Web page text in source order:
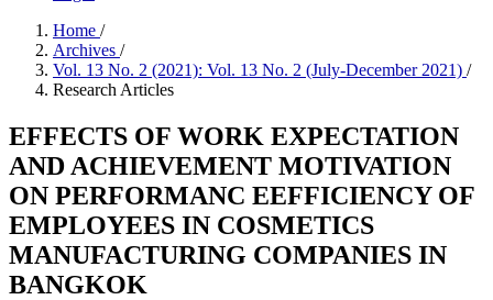
Home /
Archives /
Vol. 13 No. 2 (2021): Vol. 13 No. 2 (July-December 2021) /
Research Articles
EFFECTS OF WORK EXPECTATION
AND ACHIEVEMENT MOTIVATION
ON PERFORMANC EEFFICIENCY OF
EMPLOYEES IN COSMETICS
MANUFACTURING COMPANIES IN
BANGKOK